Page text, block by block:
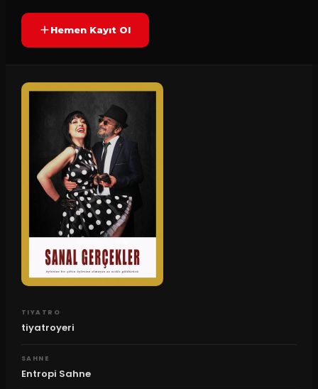
Hemen Kayıt Ol
TIYATRO
tiyatroyeri
SAHNE
Entropi Sahne